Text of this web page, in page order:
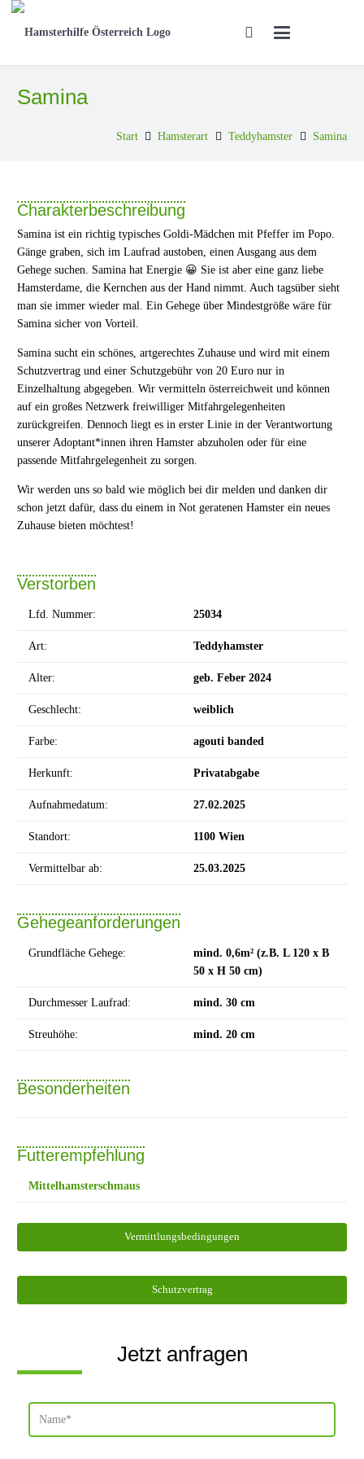
Samina
Start Hamsterart Teddyhamster Samina
Charakterbeschreibung
Samina ist ein richtig typisches Goldi-Mädchen mit Pfeffer im Popo.
Gänge graben, sich im Laufrad austoben, einen Ausgang aus dem
Gehege suchen. Samina hat Energie 😀 Sie ist aber eine ganz liebe
Hamsterdame, die Kernchen aus der Hand nimmt. Auch tagsüber sieht
man sie immer wieder mal. Ein Gehege über Mindestgröße wäre für
Samina sicher von Vorteil.
Samina sucht ein schönes, artgerechtes Zuhause und wird mit einem
Schutzvertrag und einer Schutzgebühr von 20 Euro nur in
Einzelhaltung abgegeben. Wir vermitteln österreichweit und können
auf ein großes Netzwerk freiwilliger Mitfahrgelegenheiten
zurückgreifen. Dennoch liegt es in erster Linie in der Verantwortung
unserer Adoptant*innen ihren Hamster abzuholen oder für eine
passende Mitfahrgelegenheit zu sorgen.
Wir werden uns so bald wie möglich bei dir melden und danken dir
schon jetzt dafür, dass du einem in Not geratenen Hamster ein neues
Zuhause bieten möchtest!
Verstorben
Lfd. Nummer: 25034
Art: Teddyhamster
Alter: geb. Feber 2024
Geschlecht: weiblich
Farbe: agouti banded
Herkunft: Privatabgabe
Aufnahmedatum: 27.02.2025
Standort: 1100 Wien
Vermittelbar ab: 25.03.2025
Gehegeanforderungen
Grundfläche Gehege:
mind. 0,6m² (z.B. L 120 x B
50 x H 50 cm)
Durchmesser Laufrad: mind. 30 cm
Streuhöhe: mind. 20 cm
Besonderheiten
Futterempfehlung
Mittelhamsterschmaus
Vermittlungsbedingungen
Schutzvertrag
Jetzt anfragen